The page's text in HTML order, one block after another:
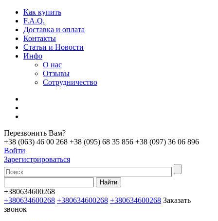
Как купить
F.A.Q.
Доставка и оплата
Контакты
Статьи и Новости
Инфо
О нас
Отзывы
Сотрудничество
Перезвонить Вам?
+38 (063) 46 00 268 +38 (095) 68 35 856 +38 (097) 36 06 896
Войти
Зарегистрироваться
+380634600268
+380634600268 +380634600268 +380634600268 Заказать
звонок